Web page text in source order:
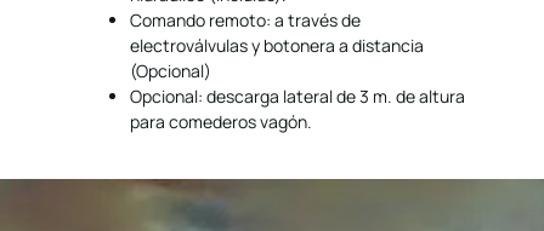
Comando remoto: a través de
electroválvulas y botonera a distancia
(Opcional)
Opcional: descarga lateral de 3 m. de altura
para comederos vagón.